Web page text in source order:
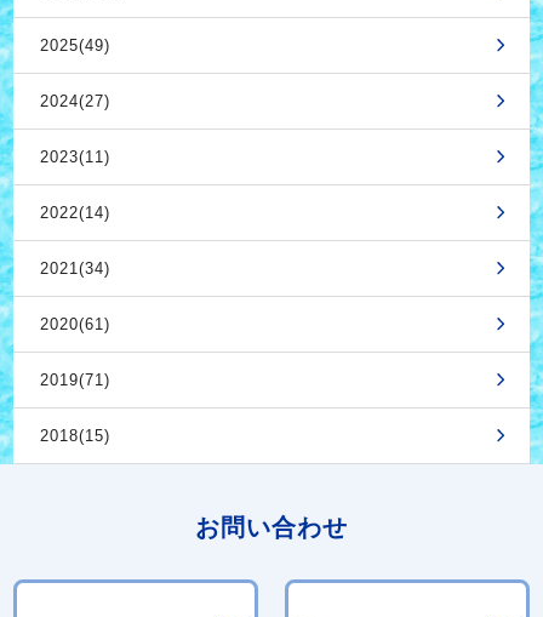
2025(49)
2024(27)
2023(11)
2022(14)
2021(34)
2020(61)
2019(71)
2018(15)
お問い合わせ